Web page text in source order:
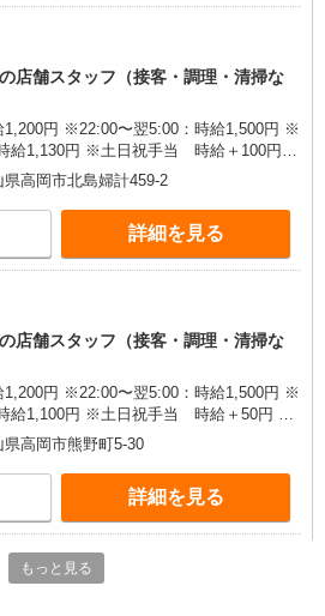
店舗スタッフ（接客・調理・清掃な
1,200円 ※22:00〜翌5:00：時給1,500円 ※
給1,130円 ※土日祝手当 時給＋100円
当（5:00〜9:00）時給＋150円
県高岡市北島婦計459-2
詳細を見る
店舗スタッフ（接客・調理・清掃な
1,200円 ※22:00〜翌5:00：時給1,500円 ※
給1,100円 ※土日祝手当 時給＋50円 ※
（5:00〜9:00）時給＋150円
県高岡市熊野町5-30
詳細を見る
もっと見る